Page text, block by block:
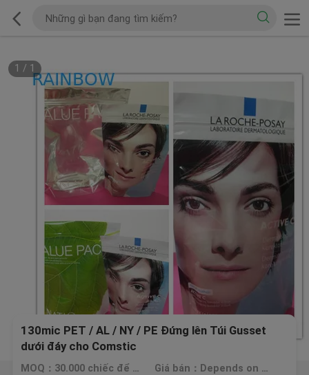
1 / 1
130mic PET / AL / NY / PE Đứng lên Túi Gusset
dưới đáy cho Comstic
MOQ：30.000 chiếc để in túi, 20.000 chiếc cho đồng bằng Giá bán：Depends on material, size, quantity and printing colors